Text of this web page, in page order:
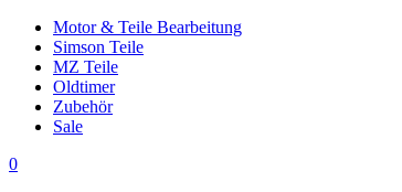
Motor & Teile Bearbeitung
Simson Teile
MZ Teile
Oldtimer
Zubehör
Sale
0